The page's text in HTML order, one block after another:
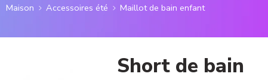
Maison Accessoires été Maillot de bain enfant
Short de bain